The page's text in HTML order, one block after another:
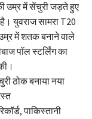
उम्र में सेंचुरी जड़ते हुए
युवराज सामरा T20
में शतक बनाने वाले
पॉल स्टर्लिंग का
ठोक बनाया नया
पाकिस्तानी